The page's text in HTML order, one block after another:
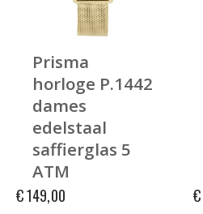
Prisma
horloge P.1442
dames
edelstaal
saffierglas 5
ATM
€149,00 €